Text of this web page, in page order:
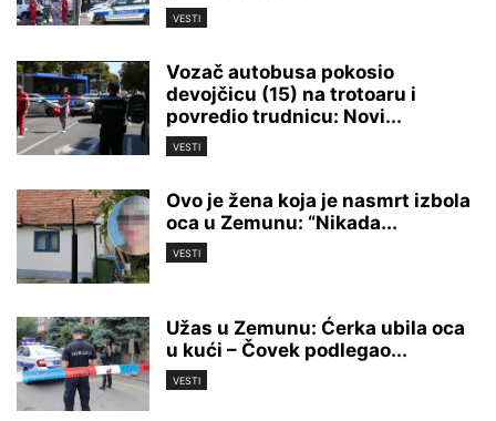
VESTI
Vozač autobusa pokosio
devojčicu (15) na trotoaru i
povredio trudnicu: Novi...
VESTI
Ovo je žena koja je nasmrt izbola
oca u Zemunu: “Nikada...
VESTI
Užas u Zemunu: Ćerka ubila oca
u kući – Čovek podlegao...
VESTI